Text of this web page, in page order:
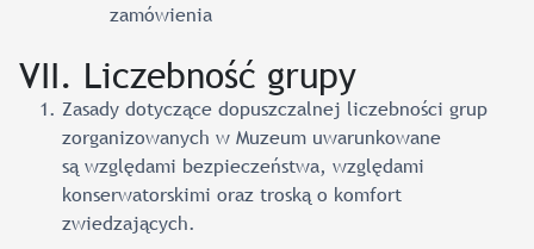
zamówienia
VII. Liczebność grupy
Zasady dotyczące dopuszczalnej liczebności grup
zorganizowanych w Muzeum uwarunkowane
są względami bezpieczeństwa, względami
konserwatorskimi oraz troską o komfort
zwiedzających.